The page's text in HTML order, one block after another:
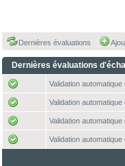
Dernières évaluations
Dernières évaluations
Validation
Validation
Validation
Validation